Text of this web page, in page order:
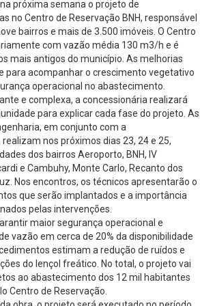
próxima semana o projeto de
no Centro de Reservação BNH, responsável
bairros e mais de 3.500 imóveis. O Centro
com vazão média 130 m3/h e é
mais antigos do município. As melhorias
para acompanhar o crescimento vegetativo
operacional no abastecimento.
e complexa, a concessionária realizará
para explicar cada fase do projeto. As
em conjunto com a
nos próximos dias 23, 24 e 25,
dos bairros Aeroporto, BNH, IV
e Cambuhy, Monte Carlo, Recanto dos
Nos encontros, os técnicos apresentarão o
que serão implantados e a importância
pelas intervenções.
maior segurança operacional e
vazão em cerca de 20% da disponibilidade
estimam a redução de ruídos e
do lençol freático. No total, o projeto vai
ao abastecimento dos 12 mil habitantes
Centro de Reservação.